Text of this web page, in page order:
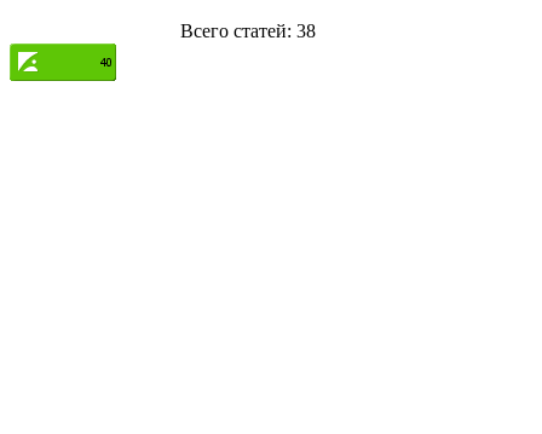
Всего статей: 38